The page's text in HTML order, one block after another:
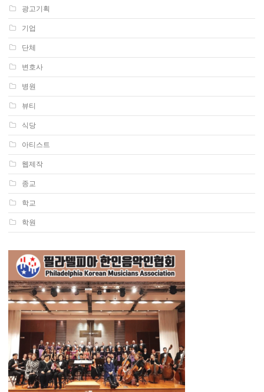
광고기획
기업
단체
변호사
병원
뷰티
식당
아티스트
웹제작
종교
학교
학원